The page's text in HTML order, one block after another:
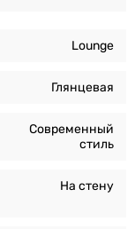
Lounge
Глянцевая
Современный
стиль
На стену